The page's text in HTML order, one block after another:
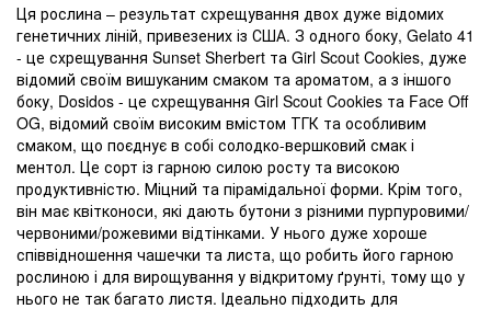
Ця рослина – результат схрещування двох дуже відомих
генетичних ліній, привезених із США. З одного боку, Gelato 41
- це схрещування Sunset Sherbert та Girl Scout Cookies, дуже
відомий своїм вишуканим смаком та ароматом, а з іншого
боку, Dosidos - це схрещування Girl Scout Cookies та Face Off
OG, відомий своїм високим вмістом ТГК та особливим
смаком, що поєднує в собі солодко-вершковий смак і
ментол. Це сорт із гарною силою росту та високою
продуктивністю. Міцний та пірамідальної форми. Крім того,
він має квітконоси, які дають бутони з різними пурпуровими/
червоними/рожевими відтінками. У нього дуже хороше
співвідношення чашечки та листа, що робить його гарною
рослиною і для вирощування у відкритому ґрунті, тому що у
нього не так багато листя. Ідеально підходить для